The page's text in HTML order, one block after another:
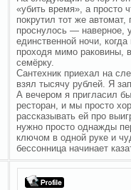
«убить время», а просто
покрутил тот же
проснулось — наверное,
единственной ночи,
проходя мимо раковины,
семёрку.
Сантехник приехал на
взял тысячу рублей. Я
А вечером я пригласил
ресторан, и мы просто
рассказывать ей про
нужно просто однажды
ключом в одной руке и
бессонница начинает